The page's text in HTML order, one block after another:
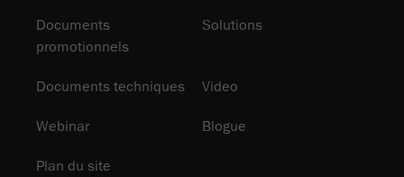
Documents
promotionnels
Solutions
Documents techniques Video
Webinar Blogue
Plan du site